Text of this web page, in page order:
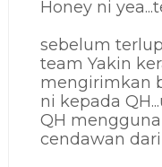
Honey ni
sebelum
team Yakin
mengirimkan
ni kepada
QH
cendawan